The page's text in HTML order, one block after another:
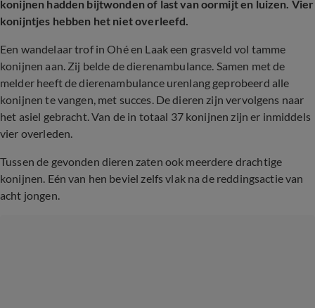
konijnen hadden bijtwonden of last van oormijt en luizen. Vier
konijntjes hebben het niet overleefd.
Een wandelaar trof in Ohé en Laak een grasveld vol tamme
konijnen aan. Zij belde de dierenambulance. Samen met de
melder heeft de dierenambulance urenlang geprobeerd alle
konijnen te vangen, met succes. De dieren zijn vervolgens naar
het asiel gebracht. Van de in totaal 37 konijnen zijn er inmiddels
vier overleden.
Tussen de gevonden dieren zaten ook meerdere drachtige
konijnen. Eén van hen beviel zelfs vlak na de reddingsactie van
acht jongen.